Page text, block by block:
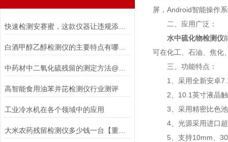
白酒甲醇乙醇检测仪的主要特点有哪些？
高智能食用油苯并芘检测仪行业测评
工业冷水机在各个领域中的应用
大米农药残留检测仪多少钱一台【重点】@新款大米农药残留检测仪上市
屏，Android智能操作
二、应用广泛：
水中硫化物检测仪
可在化工、石油、焦化
三、功能特点：
1、采用全新安卓
2、10.1英寸液晶触
3、采用精密比色池
4、光源采用进口超
5、支持10mm、